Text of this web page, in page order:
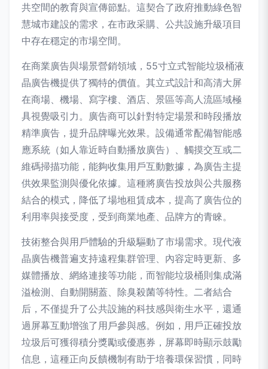
共空間的教育與宣傳節點。這契合了政府推動綠色智
慧城市建設的需求，在市政采購、公共設施升級項目
中存在穩定的市場空間。
在商業廣告與場景營銷領域，55寸立式智能垃圾桶液
晶廣告機提供了獨特的價值。其立式設計和高清大屏
在商場、機場、寫字樓、酒店、景區等高人流區域極
具視覺吸引力。廣告商可以針對特定場景和時段播放
精準廣告，提升品牌曝光效果。設備通常配備智能感
應系統（如人靠近時自動播放廣告）、觸摸交互或二
維碼掃描功能，能夠收集用戶互動數據，為廣告主提
供效果監測與優化依據。這種將廣告投放與公共服務
結合的模式，降低了場地租賃成本，提高了廣告位的
利用率與接受度，受到商業地產、品牌方的青睞。
技術整合與用戶體驗的升級驅動了市場需求。現代液
晶廣告機普遍支持遠程集群管理、內容定時更新、多
媒體播放、網絡連接等功能，而智能垃圾桶則集成滿
溢檢測、自動開關蓋、除臭殺菌等特性。二者結合
后，不僅提升了公共設施的科技感與衛生水平，還通
過屏幕互動增強了用戶參與感。例如，用戶正確投放
垃圾后可獲得積分獎勵或優惠券，屏幕即時顯示鼓勵
信息，這種正向反饋機制有助于培養環保習慣，同時